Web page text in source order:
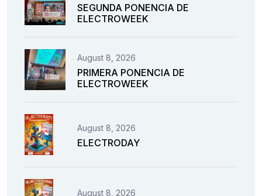
SEGUNDA PONENCIA DE
ELECTROWEEK
August 8, 2026
PRIMERA PONENCIA DE
ELECTROWEEK
August 8, 2026
ELECTRODAY
August 8, 2026